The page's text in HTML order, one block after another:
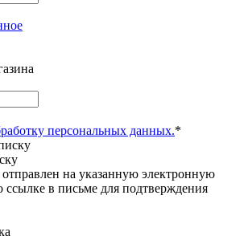
персональных данных.*
на указанную электронную
ссылке в письме для подтверждения